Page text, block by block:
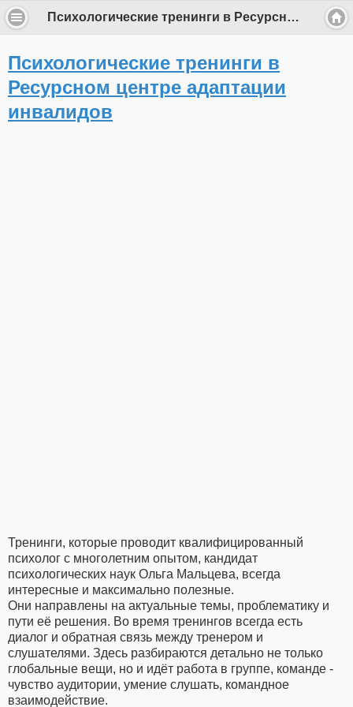
Психологические тренинги в Ресурсном центре адаптации инвалидов
Психологические тренинги в
Ресурсном центре адаптации
инвалидов
Тренинги, которые проводит квалифицированный
психолог с многолетним опытом, кандидат
психологических наук Ольга Мальцева, всегда
интересные и максимально полезные.
Они направлены на актуальные темы, проблематику и
пути её решения. Во время тренингов всегда есть
диалог и обратная связь между тренером и
слушателями. Здесь разбираются детально не только
глобальные вещи, но и идёт работа в группе, команде -
чувство аудитории, умение слушать, командное
взаимодействие.